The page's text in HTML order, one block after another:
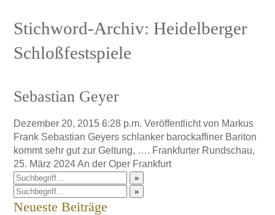
Stichword-Archiv: Heidelberger
Schloßfestspiele
Sebastian Geyer
Dezember 20, 2015 6:28 p.m. Veröffentlicht von Markus
Frank Sebastian Geyers schlanker barockaffiner Bariton
kommt sehr gut zur Geltung, …. Frankfurter Rundschau,
25. März 2024 An der Oper Frankfurt
»
»
Neueste Beiträge